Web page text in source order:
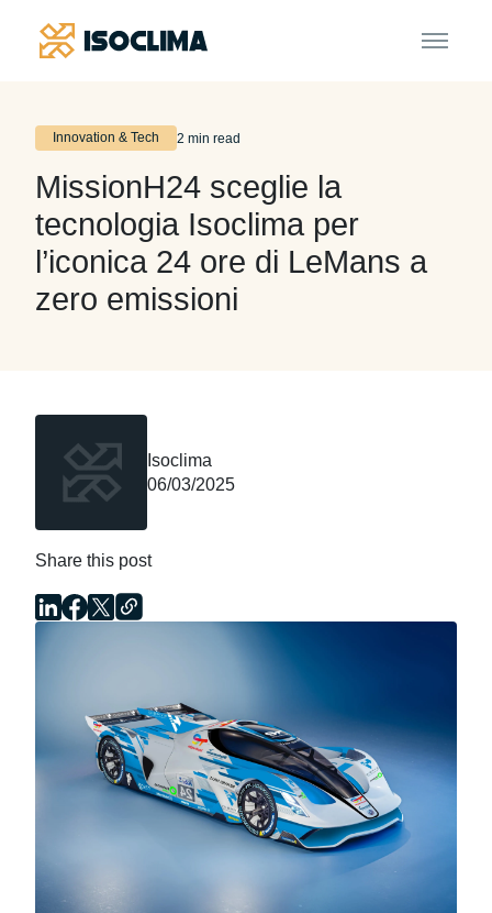
Innovation & Tech 2 min read
MissionH24 sceglie la
tecnologia Isoclima per
l’iconica 24 ore di LeMans a
zero emissioni
Isoclima
06/03/2025
Share this post